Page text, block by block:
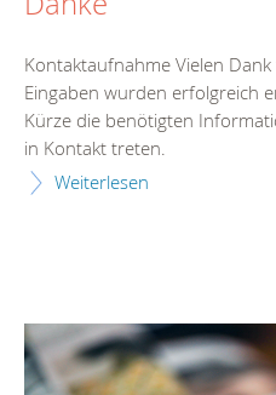
Kontaktaufnahme Vielen
Eingaben wurden erfolgreich
Kürze die benötigten
in Kontakt treten.
Weiterlesen